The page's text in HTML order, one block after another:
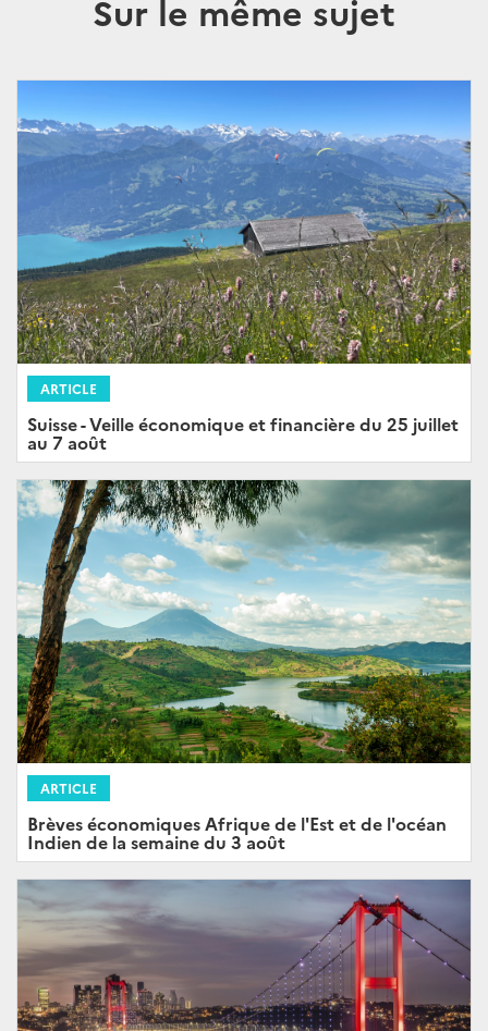
Sur le même sujet
ARTICLE
Suisse - Veille économique et financière du 25 juillet
au 7 août
ARTICLE
Brèves économiques Afrique de l'Est et de l'océan
Indien de la semaine du 3 août